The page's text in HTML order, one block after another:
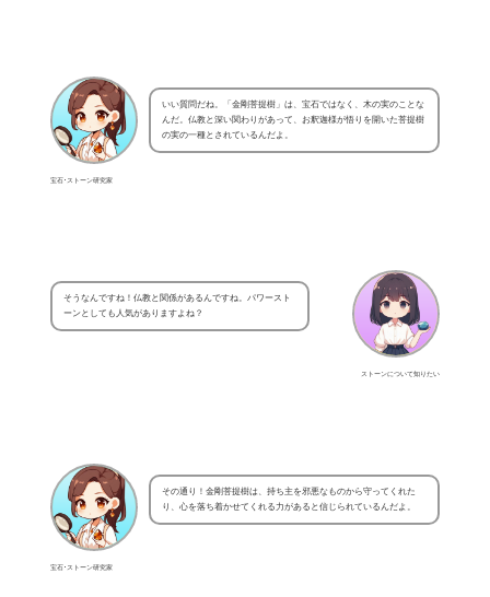
宝石･ストーン研究家
いい質問だね。「金剛菩提樹」は、宝石ではなく、木の実のことな
んだ。仏教と深い関わりがあって、お釈迦様が悟りを開いた菩提樹
の実の一種とされているんだよ。
ストーンについて知りたい
そうなんですね！仏教と関係があるんですね。パワースト
ーンとしても人気がありますよね？
宝石･ストーン研究家
その通り！金剛菩提樹は、持ち主を邪悪なものから守ってくれた
り、心を落ち着かせてくれる力があると信じられているんだよ。